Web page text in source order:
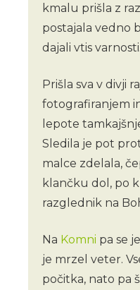
kmalu prišla z
postajala vedno
dajali vtis varnosti.
Prišla sva v divji
fotografiranjem
lepote
Sledila je pot
malce zdelala,
klančku dol, po
razglednik na
Na Komni pa se
je mrzel veter.
počitka, nato pa